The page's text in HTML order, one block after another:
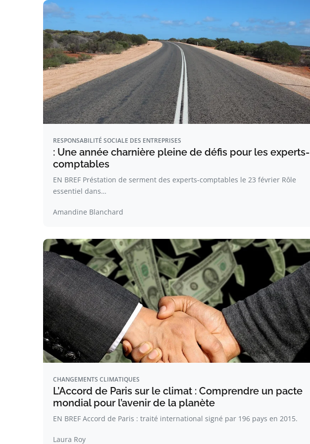
RESPONSABILITÉ SOCIALE DES ENTREPRISES
: Une année charnière pleine de défis pour les experts-
comptables
EN BREF Préstation de serment des experts-comptables le 23 février Rôle
essentiel dans…
Amandine Blanchard
CHANGEMENTS CLIMATIQUES
L’Accord de Paris sur le climat : Comprendre un pacte
mondial pour l’avenir de la planète
EN BREF Accord de Paris : traité international signé par 196 pays en 2015.
Laura Roy